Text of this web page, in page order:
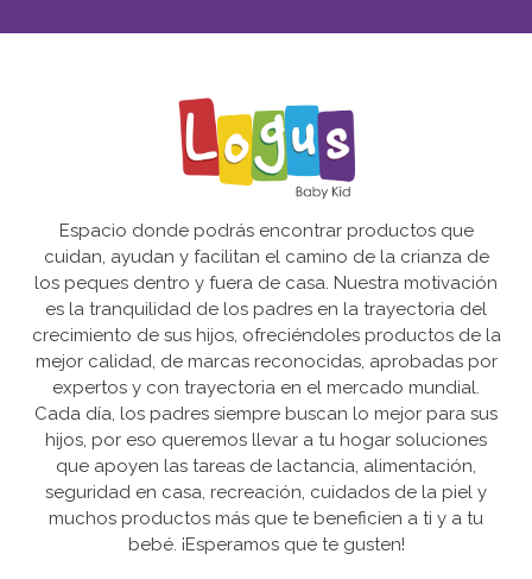
Espacio donde podrás encontrar productos que
cuidan, ayudan y facilitan el camino de la crianza de
los peques dentro y fuera de casa. Nuestra motivación
es la tranquilidad de los padres en la trayectoria del
crecimiento de sus hijos, ofreciéndoles productos de la
mejor calidad, de marcas reconocidas, aprobadas por
expertos y con trayectoria en el mercado mundial.
Cada día, los padres siempre buscan lo mejor para sus
hijos, por eso queremos llevar a tu hogar soluciones
que apoyen las tareas de lactancia, alimentación,
seguridad en casa, recreación, cuidados de la piel y
muchos productos más que te beneficien a ti y a tu
bebé. ¡Esperamos que te gusten!